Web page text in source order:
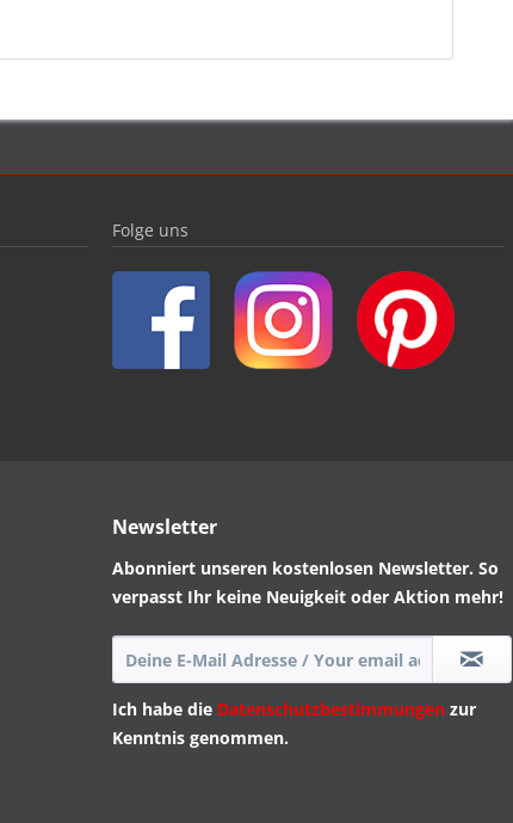
Folge uns
Newsletter
Abonniert unseren kostenlosen Newsletter. So
verpasst Ihr keine Neuigkeit oder Aktion mehr!
Ich habe die Datenschutzbestimmungen zur
Kenntnis genommen.